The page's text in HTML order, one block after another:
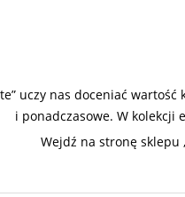
uczy nas doceniać
i ponadczasowe. W kolekcji
Wejdź na stronę sklepu